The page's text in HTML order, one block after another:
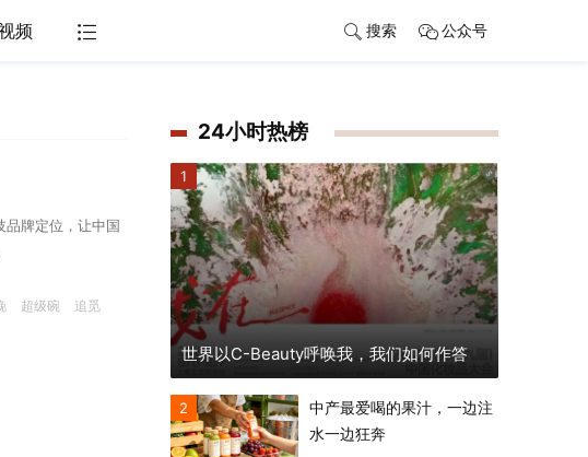
频 搜索 公众号
品牌定位，让中国
超级碗 追觅
24小时热榜
1
世界以C-Beauty呼唤我，我们如何作答
2
中产最爱喝的果汁，一边注
水一边狂奔